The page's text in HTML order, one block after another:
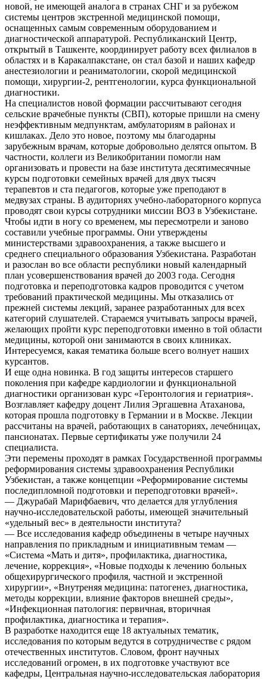
новой, не имеющей аналога в странах СНГ и за рубежом
системы центров экстренной медицинской помощи,
оснащенных самым современным оборудованием и
диагностической аппаратурой. Республиканский Центр,
открытый в Ташкенте, координирует работу всех филиалов в
областях и в Каракалпакстане, он стал базой и наших кафедр
анестезиологии и реаниматологии, скорой медицинской
помощи, хирургии-2, рентгенологии, курса функциональной
диагностики.
На специалистов новой формации рассчитывают сегодня
сельские врачебные пункты (СВП), которые пришли на смену
неэффективным медпунктам, амбулаториям в районах и
кишлаках. Дело это новое, поэтому мы благодарны
зарубежным врачам, которые добровольно делятся опытом. В
частности, коллеги из Великобритании помогли нам
организовать и провести на базе института десятимесячные
курсы подготовки семейных врачей для двух тысяч
терапевтов и ста педагогов, которые уже преподают в
медвузах страны. В аудиториях учебно-лабораторного корпуса
проводят свои курсы сотрудники миссии ВОЗ в Узбекистане.
Чтобы идти в ногу со временем, мы пересмотрели и заново
составили учебные программы. Они утверждены
министерствами здравоохранения, а также высшего и
среднего специального образования Узбекистана. Разработан
и разослан во все области республики новый календарный
план усовершенствования врачей до 2003 года. Сегодня
подготовка и переподготовка кадров проводится с учетом
требований практической медицины. Мы отказались от
прежней системы лекций, заранее разработанных для всех
категорий слушателей. Стараемся учитывать запросы врачей,
желающих пройти курс переподготовки именно в той области
медицины, которой они занимаются в своих клиниках.
Интересуемся, какая тематика больше всего волнует наших
курсантов.
И еще одна новинка. В год защиты интересов старшего
поколения при кафедре кардиологии и функциональной
диагностики организован курс «Геронтология и гериатрия».
Возглавляет кафедру доцент Лилия Эргашевна Атаханова,
которая прошла подготовку в Германии и в Москве. Лекции
рассчитаны на врачей, работающих в санаториях, лечебницах,
пансионатах. Первые сертификаты уже получили 24
специалиста.
Эти перемены проходят в рамках Государственной программы
реформирования системы здравоохранения Республики
Узбекистан, а также концепции «Реформирование системы
последипломной подготовки и переподготовки врачей».
— Джурабай Марифбаевич, что делается для углубления
научно-исследовательской работы, имеющей значительный
«удельный вес» в деятельности института?
— Все исследования кафедр объединены в четыре научных
направления по прикладным и инициативным темам —
«Система «Мать и дитя», профилактика, диагностика,
лечение, коррекция», «Новые подходы к лечению больных
общехирургического профиля, частной и экстренной
хирургии», «Внутреняя медицина: патогенез, диагностика,
методы коррекции, влияние факторов внешней среды»,
«Инфекционная патология: первичная, вторичная
профилактика, диагностика и терапия».
В разработке находится еще 18 актуальных тематик,
исследования по которым ведутся в сотрудничестве с рядом
отечественных институтов. Словом, фронт научных
исследований огромен, в их подготовке участвуют все
кафедры, Центральная научно-исследовательская лаборатория